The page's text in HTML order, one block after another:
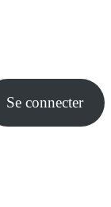
Se connecter